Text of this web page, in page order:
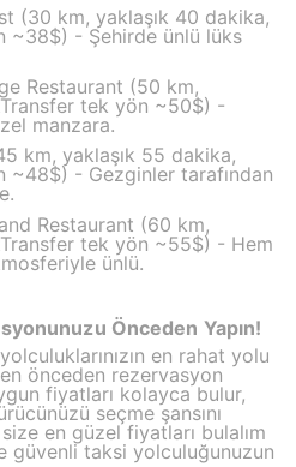
(30 km, yaklaşık 40 dakika,
~38$) - Şehirde ünlü lüks
Restaurant (50 km,
tek yön ~50$) -
manzara.
km, yaklaşık 55 dakika,
~48$) - Gezginler tarafından
Restaurant (60 km,
tek yön ~55$) - Hem
ünlü.
Önceden Yapın!
en rahat yolu
önceden rezervasyon
fiyatları kolayca bulur,
seçme şansını
en güzel fiyatları bulalım
güvenli taksi yolculuğunuzun